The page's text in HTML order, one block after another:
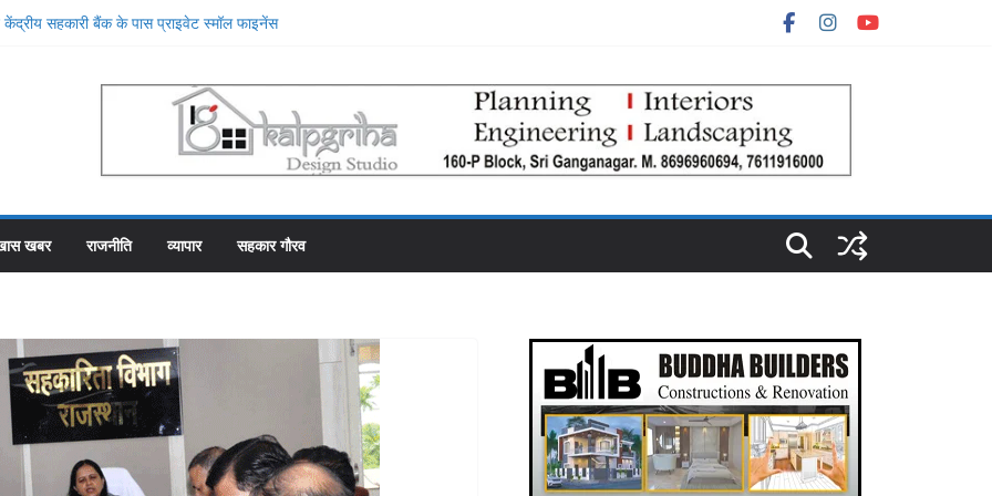
केंद्रीय सहकारी बैंक के पास प्राइवेट स्मॉल फाइनेंस
रहे सहकारी भंडार के पास कर्मचारियों को वेतन देने
काट रहे 31 कर्मचारी
में गड़बड़ी की एक और एजेंसी ने शुरू की जांच
महल में रोजगार उत्सव और मीडिया मैनेजमेंट
व्यवस्थापकों की मिलीभगत से फसल बीमा में
खबर राजनीति व्यापार सहकार गौरव